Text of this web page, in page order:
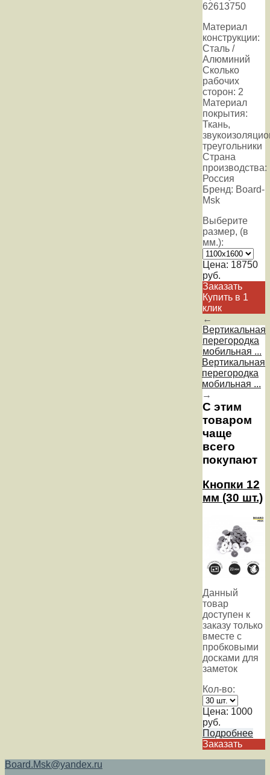
62613750
Материал
конструкции:
Сталь /
Алюминий
Сколько
рабочих
сторон: 2
Материал
покрытия:
Ткань,
треугольники
Страна
производства:
Россия
Бренд: Board-
Msk
Выберите
размер, (в
мм.):
Цена: 18750
руб.
Заказать
Купить в 1
клик
←
Вертикальная
перегородка
мобильная ...
Вертикальная
перегородка
мобильная ...
→
С этим
товаром
чаще
всего
покупают
Кнопки 12
мм (30 шт.)
Данный
товар
доступен к
заказу только
вместе с
пробковыми
досками для
заметок
Кол-во:
Цена: 1000
руб.
Подробнее
Заказать
Board.Msk@yandex.ru